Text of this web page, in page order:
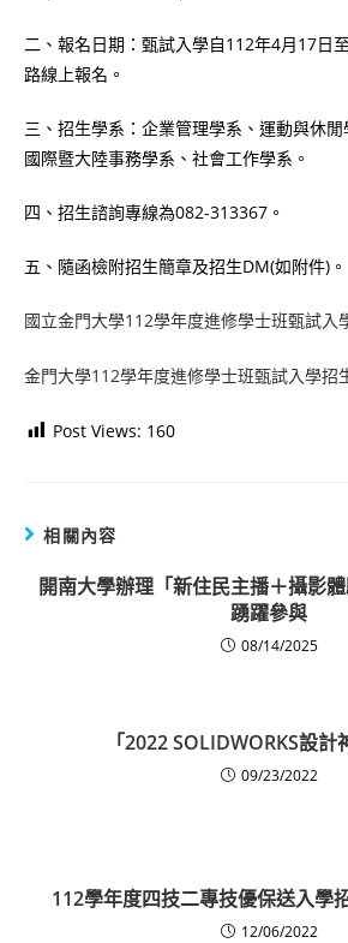
二、報名日期：甄試入學自112年4月17日
路線上報名。
三、招生學系：企業管理學系、運動與休閒
國際暨大陸事務學系、社會工作學系。
四、招生諮詢專線為082-313367。
五、隨函檢附招生簡章及招生DM(如附件)。
國立金門大學112學年度進修學士班甄試入
金門大學112學年度進修學士班甄試入學招
Post Views: 160
相關內容
開南大學辦理「新住民主播＋攝影
踴躍參與
08/14/2025
「2022 SOLIDWORKS設計
09/23/2022
112學年度四技二專技優保送入學
12/06/2022